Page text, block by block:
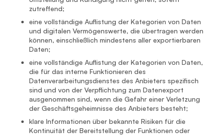
zutreffend;
eine vollständige Auflistung der Kategorien von Daten
und digitalen Vermögenswerte, die übertragen werden
können, einschließlich mindestens aller exportierbaren
Daten;
eine vollständige Auflistung der Kategorien von Daten,
die für das interne Funktionieren des
Datenverarbeitungsdienstes des Anbieters spezifisch
sind und von der Verpflichtung zum Datenexport
ausgenommen sind, wenn die Gefahr einer Verletzung
der Geschäftsgeheimnisse des Anbieters besteht;
klare Informationen über bekannte Risiken für die
Kontinuität der Bereitstellung der Funktionen oder